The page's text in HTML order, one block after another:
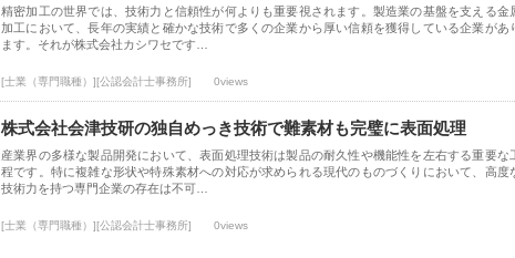
精密加工の世界では、技術力と信頼性が何よりも重要視されます。製造業の基盤を支える金
加工において、長年の実績と確かな技術で多くの企業から厚い信頼を獲得している企業があ
ます。それが株式会社カシワセです…
[士業（専門職種）][公認会計士事務所] 0views
株式会社会津技研の独自めっき技術で難素材も完璧に表面処理
産業界の多様な製品開発において、表面処理技術は製品の耐久性や機能性を左右する重要な
程です。特に複雑な形状や特殊素材への対応が求められる現代のものづくりにおいて、高度
技術力を持つ専門企業の存在は不可…
[士業（専門職種）][公認会計士事務所] 0views